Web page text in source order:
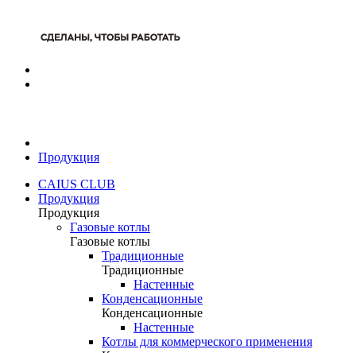
Продукция
CAIUS CLUB
Продукция
Продукция
Газовые котлы
Газовые котлы
Традиционные
Традиционные
Настенные
Конденсационные
Конденсационные
Настенные
Котлы для коммерческого применения